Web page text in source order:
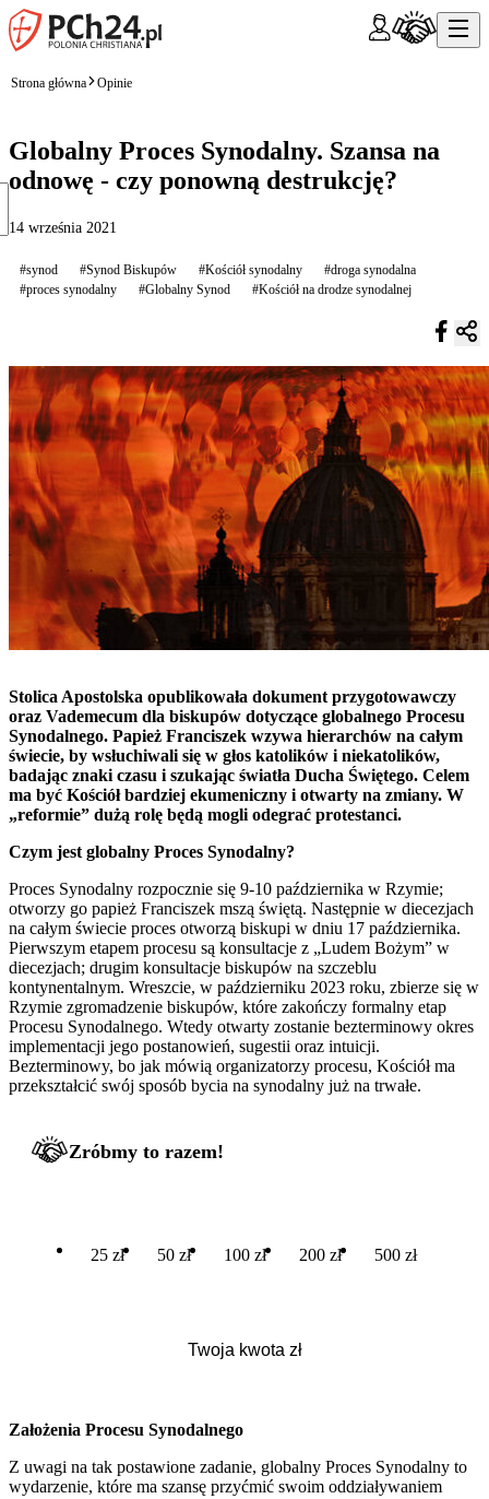
Strona główna Opinie
Globalny Proces Synodalny. Szansa na
odnowę - czy ponowną destrukcję?
14 września 2021
#synod #Synod Biskupów #Kościół synodalny
#droga synodalna
#proces synodalny
#Globalny Synod #Kościół na drodze synodalnej
Stolica Apostolska opublikowała dokument przygotowawczy
oraz Vademecum dla biskupów dotyczące globalnego Procesu
Synodalnego. Papież Franciszek wzywa hierarchów na całym
świecie, by wsłuchiwali się w głos katolików i niekatolików,
badając znaki czasu i szukając światła Ducha Świętego. Celem
ma być Kościół bardziej ekumeniczny i otwarty na zmiany. W
„reformie” dużą rolę będą mogli odegrać protestanci.
Czym jest globalny Proces Synodalny?
Proces Synodalny rozpocznie się 9-10 października w Rzymie;
otworzy go papież Franciszek mszą świętą. Następnie w diecezjach
na całym świecie proces otworzą biskupi w dniu 17 października.
Pierwszym etapem procesu są konsultacje z „Ludem Bożym” w
diecezjach; drugim konsultacje biskupów na szczeblu
kontynentalnym. Wreszcie, w październiku 2023 roku, zbierze się w
Rzymie zgromadzenie biskupów, które zakończy formalny etap
Procesu Synodalnego. Wtedy otwarty zostanie bezterminowy okres
implementacji jego postanowień, sugestii oraz intuicji.
Bezterminowy, bo jak mówią organizatorzy procesu, Kościół ma
przekształcić swój sposób bycia na synodalny już na trwałe.
Zróbmy to razem!
25 zł 50 zł 100 zł 200 zł 500 zł
Założenia Procesu Synodalnego
Z uwagi na tak postawione zadanie, globalny Proces Synodalny to
wydarzenie, które ma szansę przyćmić swoim oddziaływaniem